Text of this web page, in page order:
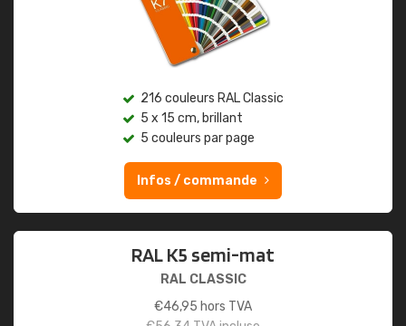
216 couleurs RAL Classic
5 x 15 cm, brillant
5 couleurs par page
Infos / commande
RAL K5 semi-mat
RAL CLASSIC
€46,95 hors TVA